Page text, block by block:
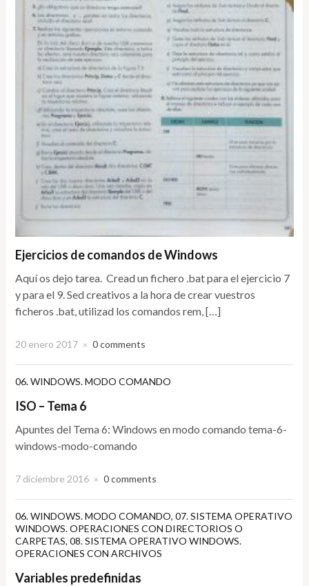
Ejercicios de comandos de Windows
Aquí os dejo tarea. Cread un fichero .bat para el ejercicio 7
y para el 9. Sed creativos a la hora de crear vuestros
ficheros .bat, utilizad los comandos rem, […]
20 enero 2017 × 0 comments
06. WINDOWS. MODO COMANDO
ISO – Tema 6
Apuntes del Tema 6: Windows en modo comando tema-6-
windows-modo-comando
7 diciembre 2016 × 0 comments
06. WINDOWS. MODO COMANDO,07. SISTEMA OPERATIVO
WINDOWS. OPERACIONES CON DIRECTORIOS O
CARPETAS,08. SISTEMA OPERATIVO WINDOWS.
OPERACIONES CON ARCHIVOS
Variables predefinidas